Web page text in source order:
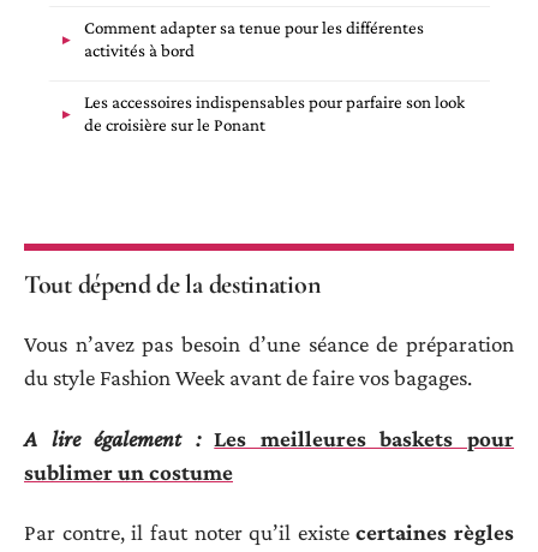
Comment adapter sa tenue pour les différentes
activités à bord
Les accessoires indispensables pour parfaire son look
de croisière sur le Ponant
Tout dépend de la destination
Vous n’avez pas besoin d’une séance de préparation
du style Fashion Week avant de faire vos bagages.
A lire également : Les meilleures baskets pour
sublimer un costume
Par contre, il faut noter qu’il existecertaines règles